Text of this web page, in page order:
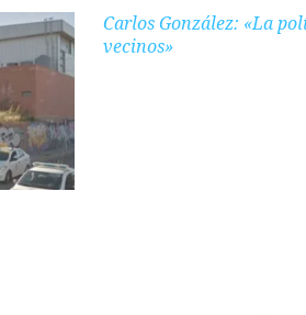
Carlos González: «La
vecinos»